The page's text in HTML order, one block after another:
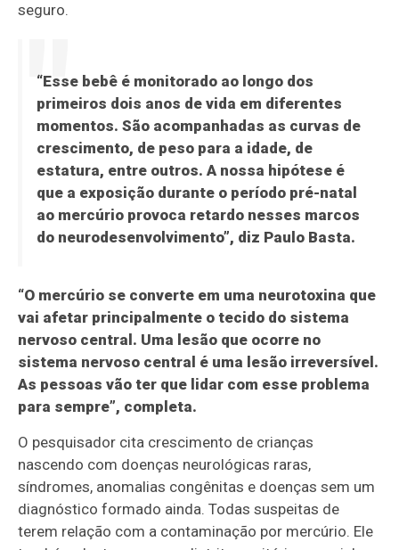
seguro.
“Esse bebê é monitorado ao longo dos
primeiros dois anos de vida em diferentes
momentos. São acompanhadas as curvas de
crescimento, de peso para a idade, de
estatura, entre outros. A nossa hipótese é
que a exposição durante o período pré-natal
ao mercúrio provoca retardo nesses marcos
do neurodesenvolvimento”, diz Paulo Basta.
“O mercúrio se converte em uma neurotoxina que
vai afetar principalmente o tecido do sistema
nervoso central. Uma lesão que ocorre no
sistema nervoso central é uma lesão irreversível.
As pessoas vão ter que lidar com esse problema
para sempre”, completa.
O pesquisador cita crescimento de crianças
nascendo com doenças neurológicas raras,
síndromes, anomalias congênitas e doenças sem um
diagnóstico formado ainda. Todas suspeitas de
terem relação com a contaminação por mercúrio. Ele